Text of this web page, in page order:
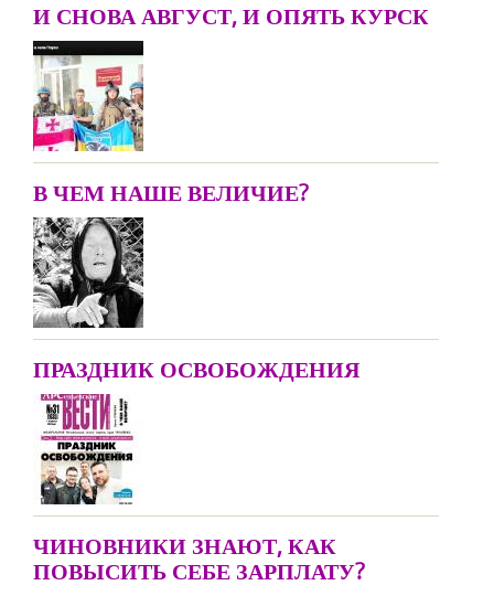
И СНОВА АВГУСТ, И ОПЯТЬ КУРСК
В ЧЕМ НАШЕ ВЕЛИЧИЕ?
ПРАЗДНИК ОСВОБОЖДЕНИЯ
ЧИНОВНИКИ ЗНАЮТ, КАК
ПОВЫСИТЬ СЕБЕ ЗАРПЛАТУ?